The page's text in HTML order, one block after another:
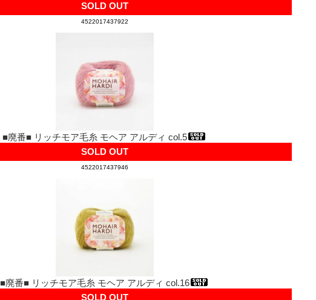
SOLD OUT
4522017437922
■廃番■ リッチモア毛糸 モヘア アルディ col.5
SOLD OUT
4522017437946
■廃番■ リッチモア毛糸 モヘア アルディ col.16
SOLD OUT